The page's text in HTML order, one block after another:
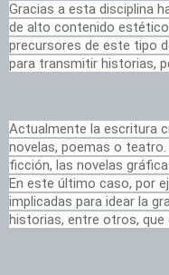
Gracias a esta disciplina
de alto contenido
precursores de este tipo
para transmitir historias,
Actualmente la escritura
novelas, poemas o
ficción, las novelas
En este último caso, por
implicadas para idear la
historias, entre otros, que